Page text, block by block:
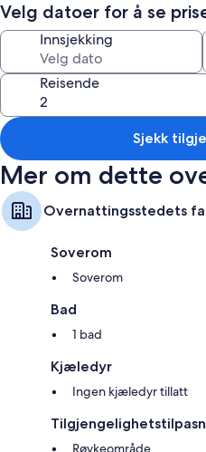
Velg datoer for å se
Innsjekking
Reisende
Sjekk
Mer om dette
Overnattingsstedets
Soverom
Soverom
Bad
1 bad
Kjæledyr
Ingen kjæledyr tillatt
Røykeområde